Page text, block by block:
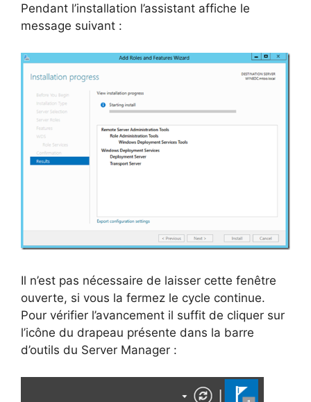
Pendant l’installation l’assistant affiche le
message suivant :
Il n’est pas nécessaire de laisser cette fenêtre
ouverte, si vous la fermez le cycle continue.
Pour vérifier l’avancement il suffit de cliquer sur
l’icône du drapeau présente dans la barre
d’outils du Server Manager :